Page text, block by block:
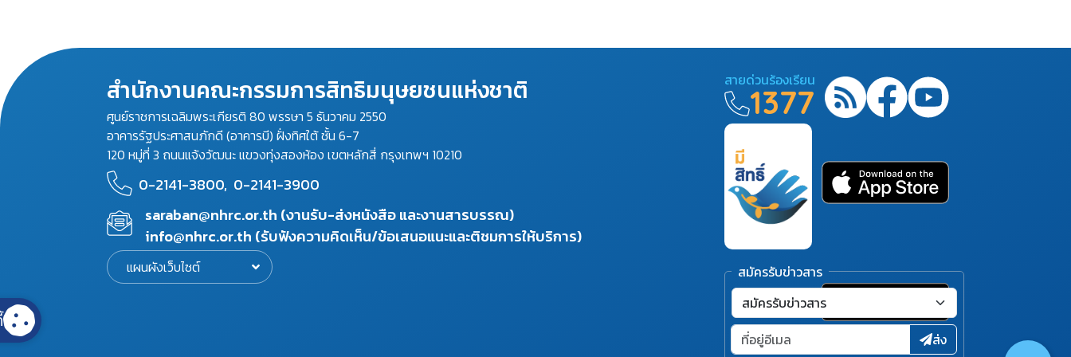
สำนักงานคณะกรรมการสิทธิมนุษยชนแห่งชาติ
ศูนย์ราชการเฉลิมพระเกียรติ 80 พรรษา 5 ธันวาคม 2550
อาคารรัฐประศาสนภักดี (อาคารบี) ฝั่งทิศใต้ ชั้น 6-7
120 หมู่ที่ 3 ถนนแจ้งวัฒนะ แขวงทุ่งสองห้อง เขตหลักสี่ กรุงเทพฯ 10210
0-2141-3800, 0-2141-3900
saraban@nhrc.or.th (งานรับ-ส่งหนังสือ และงานสารบรรณ)
info@nhrc.or.th (รับฟังความคิดเห็น/ข้อเสนอแนะและติชมการให้บริการ)
แผนผังเว็บไซต์
สายด่วนร้องเรียน
1377
สมัครรับข่าวสาร
ส่ง